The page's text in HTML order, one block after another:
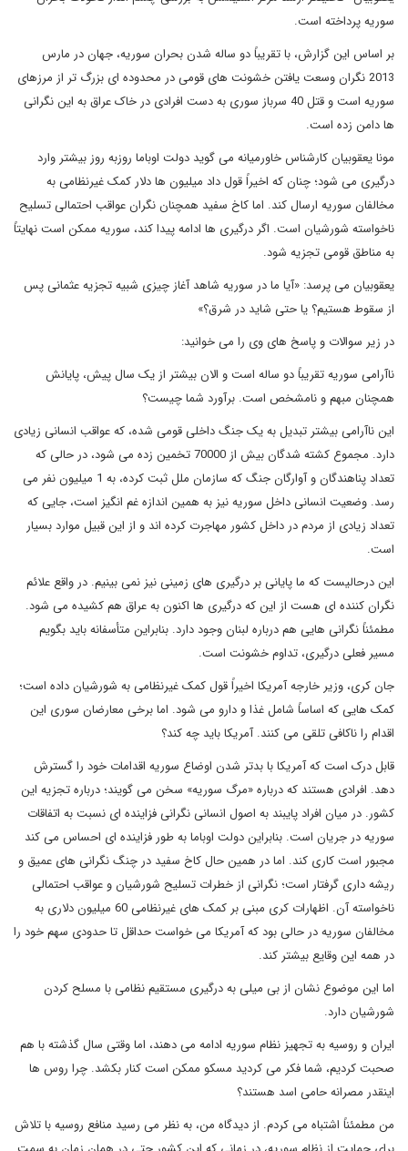
سوریه پرداخته است.
بر اساس این گزارش، با تقریباً دو ساله شدن بحران سوریه، جهان در مارس
2013 نگران وسعت یافتن خشونت های قومی در محدوده ای بزرگ تر از مرزهای
سوریه است و قتل 40 سرباز سوری به دست افرادی در خاک عراق به این نگرانی
ها دامن زده است.
مونا یعقوبیان کارشناس خاورمیانه می گوید دولت اوباما روزبه روز بیشتر وارد
درگیری می شود؛ چنان که اخیراً قول داد میلیون ها دلار کمک غیرنظامی به
مخالفان سوریه ارسال کند. اما کاخ سفید همچنان نگران عواقب احتمالی تسلیح
ناخواسته شورشیان است. اگر درگیری ها ادامه پیدا کند، سوریه ممکن است نهایتاً
به مناطق قومی تجزیه شود.
یعقوبیان می پرسد: «آیا ما در سوریه شاهد آغاز چیزی شبیه تجزیه عثمانی پس
از سقوط هستیم؟ یا حتی شاید در شرق؟»
در زیر سوالات و پاسخ های وی را می خوانید:
ناآرامی سوریه تقریباً دو ساله است و الان بیشتر از یک سال پیش، پایانش
همچنان مبهم و نامشخص است. برآورد شما چیست؟
این ناآرامی بیشتر تبدیل به یک جنگ داخلی قومی شده، که عواقب انسانی زیادی
دارد. مجموع کشته شدگان بیش از 70000 تخمین زده می شود، در حالی که
تعداد پناهندگان و آوارگان جنگ که سازمان ملل ثبت کرده، به 1 میلیون نفر می
رسد. وضعیت انسانی داخل سوریه نیز به همین اندازه غم انگیز است، جایی که
تعداد زیادی از مردم در داخل کشور مهاجرت کرده اند و از این قبیل موارد بسیار
است.
این درحالیست که ما پایانی بر درگیری های زمینی نیز نمی بینیم. در واقع علائم
نگران کننده ای هست از این که درگیری ها اکنون به عراق هم کشیده می شود.
مطمئناً نگرانی هایی هم درباره لبنان وجود دارد. بنابراین متأسفانه باید بگویم
مسیر فعلی درگیری، تداوم خشونت است.
جان کری، وزیر خارجه آمریکا اخیراً قول کمک غیرنظامی به شورشیان داده است؛
کمک هایی که اساساً شامل غذا و دارو می شود. اما برخی معارضان سوری این
اقدام را ناکافی تلقی می کنند. آمریکا باید چه کند؟
قابل درک است که آمریکا با بدتر شدن اوضاع سوریه اقدامات خود را گسترش
دهد. افرادی هستند که درباره «مرگ سوریه» سخن می گویند؛ درباره تجزیه این
کشور. در میان افراد پایبند به اصول انسانی نگرانی فزاینده ای نسبت به اتفاقات
سوریه در جریان است. بنابراین دولت اوباما به طور فزاینده ای احساس می کند
مجبور است کاری کند. اما در همین حال کاخ سفید در چنگ نگرانی های عمیق و
ریشه داری گرفتار است؛ نگرانی از خطرات تسلیح شورشیان و عواقب احتمالی
ناخواسته آن. اظهارات کری مبنی بر کمک های غیرنظامی 60 میلیون دلاری به
مخالفان سوریه در حالی بود که آمریکا می خواست حداقل تا حدودی سهم خود را
در همه این وقایع بیشتر کند.
اما این موضوع نشان از بی میلی به درگیری مستقیم نظامی با مسلح کردن
شورشیان دارد.
ایران و روسیه به تجهیز نظام سوریه ادامه می دهند، اما وقتی سال گذشته با هم
صحبت کردیم، شما فکر می کردید مسکو ممکن است کنار بکشد. چرا روس ها
اینقدر مصرانه حامی اسد هستند؟
من مطمئناً اشتباه می کردم. از دیدگاه من، به نظر می رسید منافع روسیه با تلاش